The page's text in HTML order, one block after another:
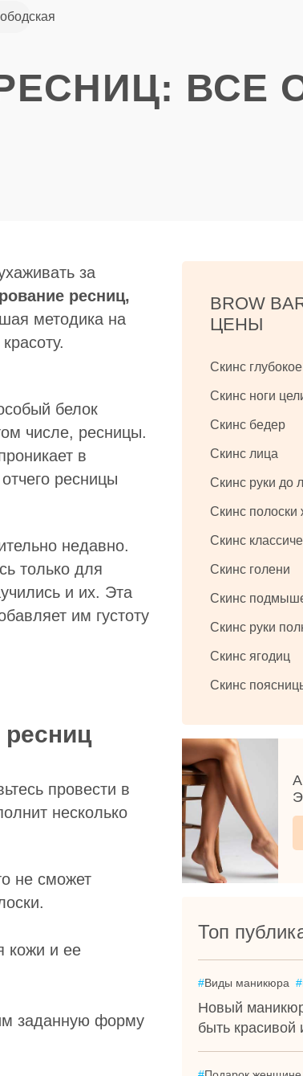
+7 (926) 852-
ВСЕ
за
ресниц,
методика на
белок
числе, ресницы.
в
ресницы
недавно.
только для
и их. Эта
им густоту
провести в
несколько
не сможет
кожи и ее
заданную форму
BROW
ЦЕНЫ
Скинс
Скинс ноги
Скинс бедер
Скинс лица
Скинс руки до
Скинс полоски
Скинс
Скинс голени
Скинс
Скинс руки
Скинс ягодиц
Скинс
Топ
#Виды маникюра #
Новый
быть красивой